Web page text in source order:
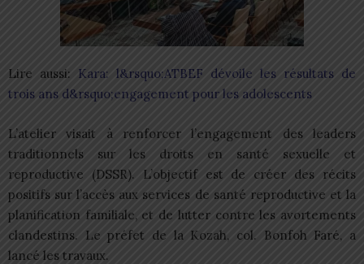
Lire aussi: Kara: l&rsquo;ATBEF dévoile les résultats de
trois ans d&rsquo;engagement pour les adolescents
L’atelier visait à renforcer l’engagement des leaders
traditionnels sur les droits en santé sexuelle et
reproductive (DSSR). L’objectif est de créer des récits
positifs sur l’accès aux services de santé reproductive et la
planification familiale, et de lutter contre les avortements
clandestins. Le préfet de la Kozah, col. Bonfoh Faré, a
lancé les travaux.